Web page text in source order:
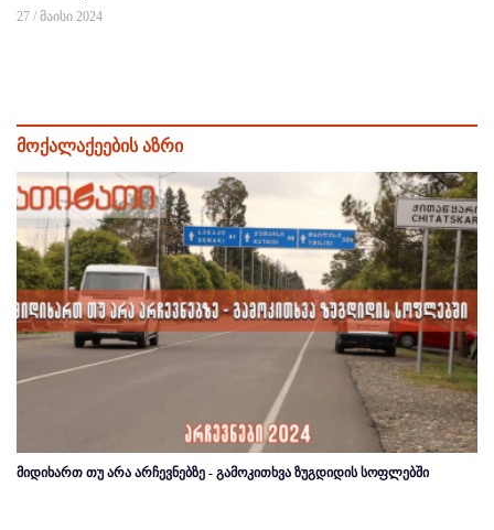
27 / მაისი 2024
მოქალაქეების აზრი
მიდიხართ თუ არა არჩევნებზე - გამოკითხვა ზუგდიდის სოფლებში